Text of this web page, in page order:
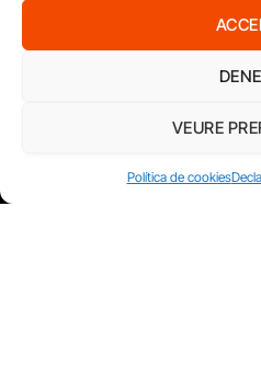
VEURE
Política de cookies